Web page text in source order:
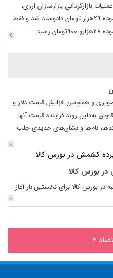
بازارگردانی بازارسازان ارزی،
دیروز قیمت هر دلار آمریکا در همان محدوده 29هزار تومان دادوستد شد و فقط
و همچنین افزایش قیمت دلار و
به‌دلیل روند فزاینده قیمت آنها
نام‌ها و نشان‌های جدیدی جلب
بورس کالا
بورس کالا برای نخستین بار آغاز